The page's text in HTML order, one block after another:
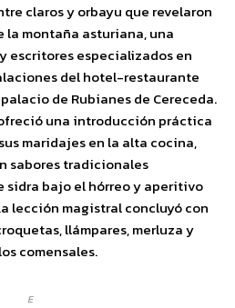
claros y orbayu que revelaron
montaña asturiana, una
escritores especializados en
del hotel-restaurante
de Rubianes de Cereceda.
una introducción práctica
maridajes en la alta cocina,
sabores tradicionales
sidra bajo el hórreo y aperitivo
lección magistral concluyó con
llámpares, merluza y
comensales.
E